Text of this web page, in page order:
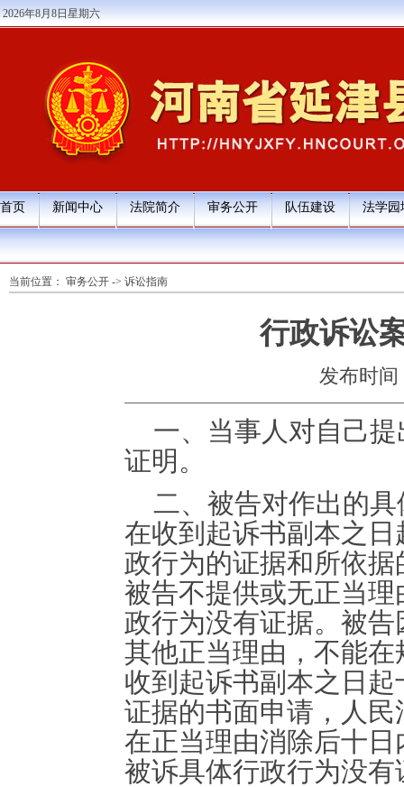
2026年8月8日星期六
首页 新闻中心 法院简介 审务公开 队伍建设 法学园
当前位置： 审务公开 -> 诉讼指南
行政诉讼
发布时间
一、当事人对自己提
证明。
二、被告对作出的具
在收到起诉书副本之
政行为的证据和所依
被告不提供或无正当
政行为没有证据。被
其他正当理由，不能
收到起诉书副本之日
证据的书面申请，人
在正当理由消除后十
被诉具体行政行为没有